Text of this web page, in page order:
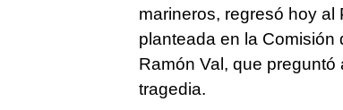
marineros, regresó hoy
planteada en la
Ramón Val, que
tragedia.